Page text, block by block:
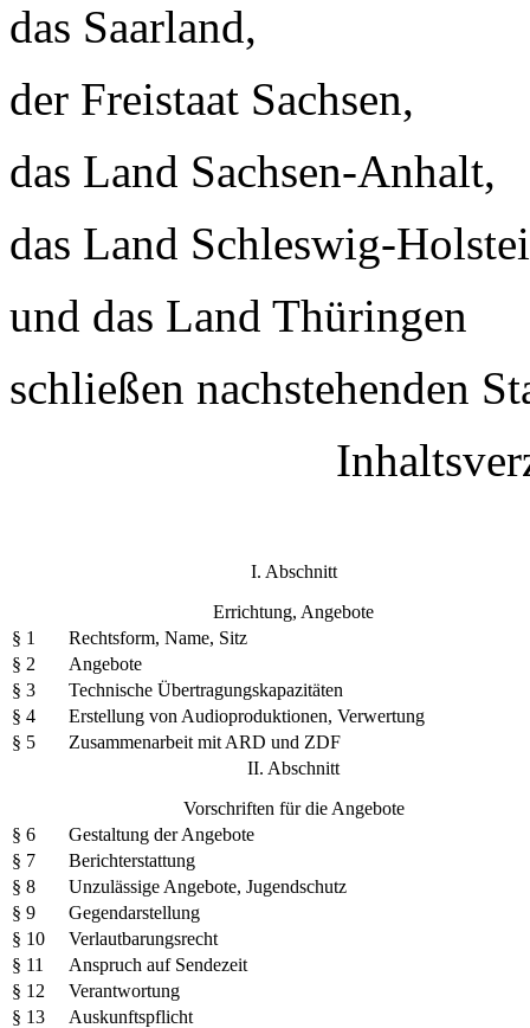
das Saarland,
der Freistaat Sachsen,
das Land Sachsen-Anhalt,
das Land Schleswig-
und das Land Thüringen
schließen nachstehenden
I. Abschnitt
Errichtung, Angebote
§ 1
Rechtsform, Name, Sitz
§ 2
Angebote
§ 3
Technische Übertragungskapazitäten
§ 4
Erstellung von Audioproduktionen, Verwertung
§ 5
Zusammenarbeit mit ARD und ZDF
II. Abschnitt
Vorschriften für die Angebote
§ 6
Gestaltung der Angebote
§ 7
Berichterstattung
§ 8
Unzulässige Angebote, Jugendschutz
§ 9
Gegendarstellung
§ 10
Verlautbarungsrecht
§ 11
Anspruch auf Sendezeit
§ 12
Verantwortung
§ 13
Auskunftspflicht